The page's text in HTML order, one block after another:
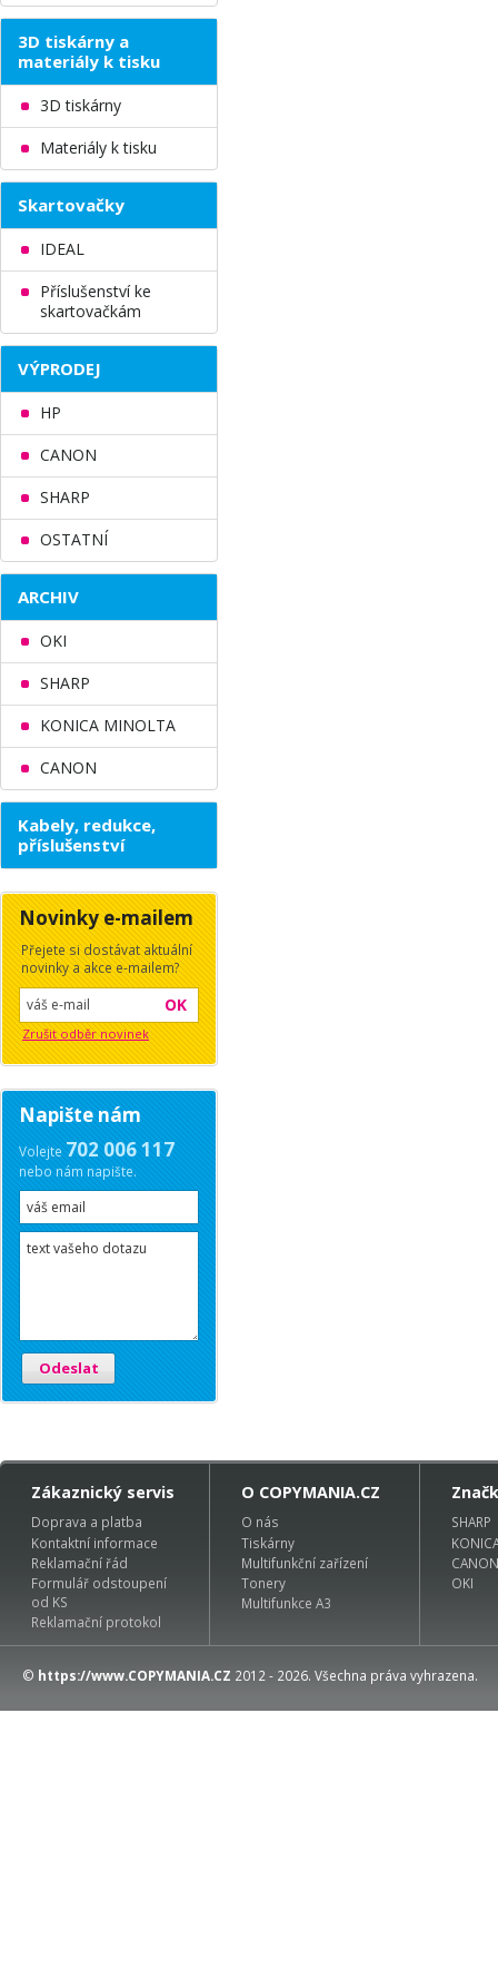
3D tiskárny a
materiály k tisku
3D tiskárny
Materiály k tisku
Skartovačky
IDEAL
Příslušenství ke
skartovačkám
VÝPRODEJ
HP
CANON
SHARP
OSTATNÍ
ARCHIV
OKI
SHARP
KONICA MINOLTA
CANON
Kabely, redukce,
příslušenství
Novinky e-mailem
Přejete si dostávat aktuální
novinky a akce e-mailem?
OK
Zrušit odběr novinek
Napište nám
Volejte702 006 117
nebo nám napište.
Odeslat
Zákaznický servis
Doprava a platba
Kontaktní informace
Reklamační řád
Formulář odstoupení
od KS
Reklamační protokol
O COPYMANIA.CZ
O nás
Tiskárny
Multifunkční zařízení
Tonery
Multifunkce A3
SHARP
CANON
OKI
© https://www.COPYMANIA.CZ 2012 - 2026. Všechna práva vyhrazena.